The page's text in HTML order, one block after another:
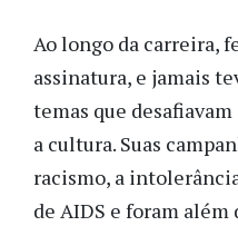
Ao longo da carreira,
assinatura, e jamais
temas que
a cultura. Suas
racismo, a
de AIDS e foram além